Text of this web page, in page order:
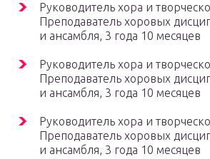
Руководитель хора и
Преподаватель хоровых
и ансамбля, 3 года 10 месяцев
Руководитель хора и
Преподаватель хоровых
и ансамбля, 3 года 10 месяцев
Руководитель хора и
Преподаватель хоровых
и ансамбля, 3 года 10 месяцев